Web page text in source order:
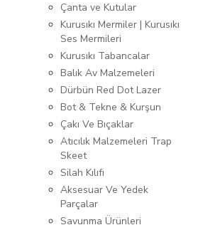
Çanta ve Kutular
Kurusıkı Mermiler | Kurusıkı
Ses Mermileri
Kurusıkı Tabancalar
Balık Av Malzemeleri
Dürbün Red Dot Lazer
Bot & Tekne & Kurşun
Çakı Ve Bıçaklar
Atıcılık Malzemeleri Trap
Skeet
Silah Kılıfı
Aksesuar Ve Yedek
Parçalar
Savunma Ürünleri